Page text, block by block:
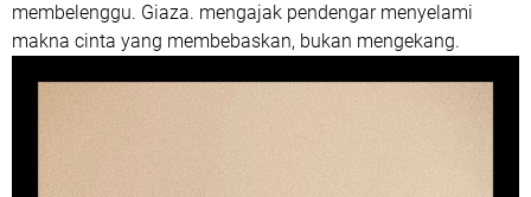
membelenggu. Giaza. mengajak pendengar menyelami
makna cinta yang membebaskan, bukan mengekang.